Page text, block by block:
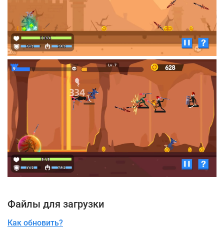
Файлы для загрузки
Как обновить?